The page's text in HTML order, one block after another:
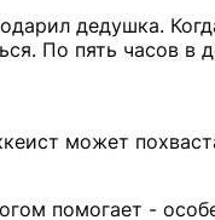
дедушка.
По пять часов
может
помогает -